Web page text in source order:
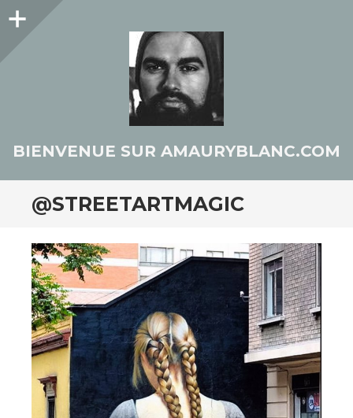
Colonne
BIENVENUE SUR AMAURYBLANC.COM
@STREETARTMAGIC